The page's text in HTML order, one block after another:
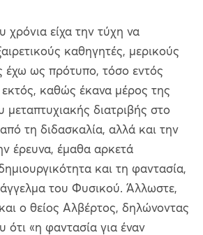
χρόνια είχα την τύχη να
καθηγητές, μερικούς
έχω ως πρότυπο, τόσο εντός
καθώς έκανα μέρος της
μεταπτυχιακής διατριβής στο
τη διδασκαλία, αλλά και την
έρευνα, έμαθα αρκετά
και τη φαντασία,
του Φυσικού. Άλλωστε,
ο θείος Αλβέρτος, δηλώνοντας
ότι «η φαντασία για έναν